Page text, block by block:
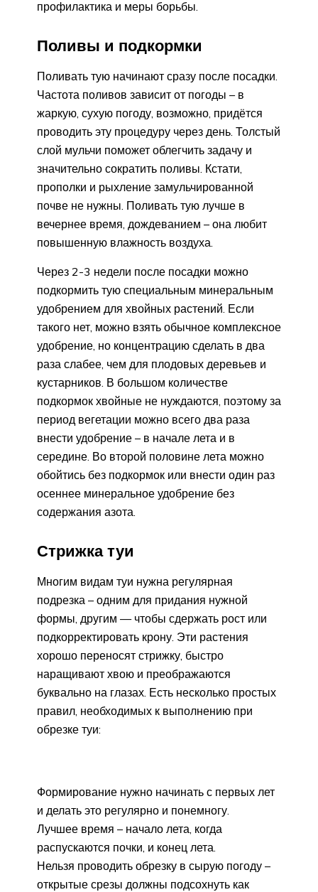
профилактика и меры борьбы.
Поливы и подкормки
Поливать тую начинают сразу после посадки.
Частота поливов зависит от погоды – в
жаркую, сухую погоду, возможно, придётся
проводить эту процедуру через день. Толстый
слой мульчи поможет облегчить задачу и
значительно сократить поливы. Кстати,
прополки и рыхление замульчированной
почве не нужны. Поливать тую лучше в
вечернее время, дождеванием – она любит
повышенную влажность воздуха.
Через 2-3 недели после посадки можно
подкормить тую специальным минеральным
удобрением для хвойных растений. Если
такого нет, можно взять обычное комплексное
удобрение, но концентрацию сделать в два
раза слабее, чем для плодовых деревьев и
кустарников. В большом количестве
подкормок хвойные не нуждаются, поэтому за
период вегетации можно всего два раза
внести удобрение – в начале лета и в
середине. Во второй половине лета можно
обойтись без подкормок или внести один раз
осеннее минеральное удобрение без
содержания азота.
Стрижка туи
Многим видам туи нужна регулярная
подрезка – одним для придания нужной
формы, другим — чтобы сдержать рост или
подкорректировать крону. Эти растения
хорошо переносят стрижку, быстро
наращивают хвою и преображаются
буквально на глазах. Есть несколько простых
правил, необходимых к выполнению при
обрезке туи:
Формирование нужно начинать с первых лет
и делать это регулярно и понемногу.
Лучшее время – начало лета, когда
распускаются почки, и конец лета.
Нельзя проводить обрезку в сырую погоду –
открытые срезы должны подсохнуть как